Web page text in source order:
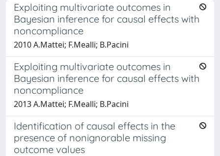
Exploiting multivariate outcomes in
Bayesian inference for causal effects with
noncompliance
2010 A.Mattei; F.Mealli; B.Pacini
Exploiting multivariate outcomes in
Bayesian inference for causal effects with
noncompliance
2013 A.Mattei; F.Mealli; B.Pacini
Identification of causal effects in the
presence of nonignorable missing
outcome values